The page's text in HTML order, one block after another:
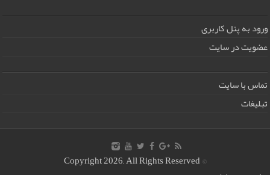
ورود به پنل کاربری
عضویت در سایت
تماس با سایت
تبلیغات
© Copyright 2026, All Rights Reserved